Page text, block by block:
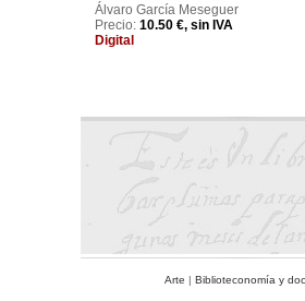
Álvaro García Meseguer
Precio: 10.50 €, sin IVA
Digital
Arte | Biblioteconomía y